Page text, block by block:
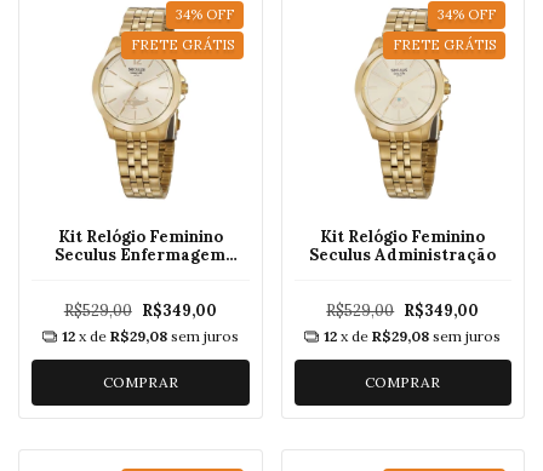
34% OFF
FRETE GRÁTIS
Kit Relógio Feminino
Seculus Enfermagem
R$529,00 R$349,00
12 x de R$29,08 sem juros
COMPRAR
34% OFF
FRETE GRÁTIS
Kit Relógio Feminino
Seculus Administração
R$529,00 R$349,00
12 x deR$29,08 sem juros
COMPRAR